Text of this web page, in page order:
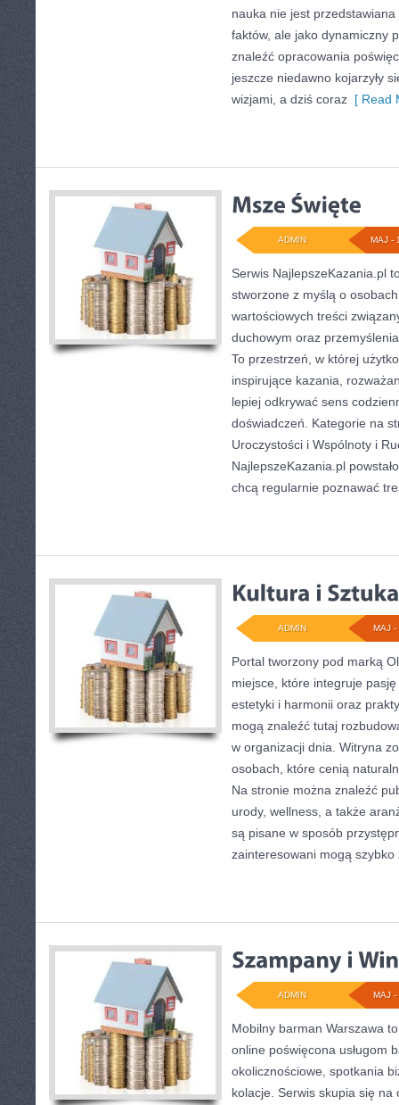
nauka nie jest
faktów, ale jako dynamiczny
znaleźć opracowania
jeszcze niedawno kojarzyły
wizjami, a dziś coraz [ Read
MAJ -
ADMIN
Serwis NajlepszeKazania.pl
stworzone z myślą o
wartościowych treści
duchowym oraz
To przestrzeń, w której
inspirujące kazania,
lepiej odkrywać sens
doświadczeń. Kategorie na
Uroczystości i Wspólnoty i
NajlepszeKazania.pl
chcą regularnie poznawać
MAJ -
ADMIN
Portal tworzony pod marką
miejsce, które integruje
estetyki i harmonii oraz
mogą znaleźć tutaj
w organizacji dnia. Witryna
osobach, które cenią
Na stronie można znaleźć
urody, wellness, a także
są pisane w sposób
zainteresowani mogą szybko
MAJ -
ADMIN
Mobilny barman Warszawa
online poświęcona usługom
okolicznościowe, spotkania
kolacje. Serwis skupia się